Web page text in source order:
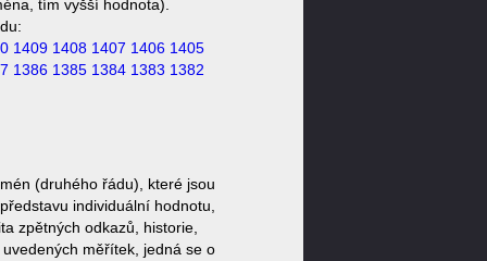
tím vyšší hodnota).
1409 1408 1407 1406 1405
1386 1385 1384 1383 1382
(druhého řádu), které jsou
individuální hodnotu,
zpětných odkazů, historie,
měřítek, jedná se o